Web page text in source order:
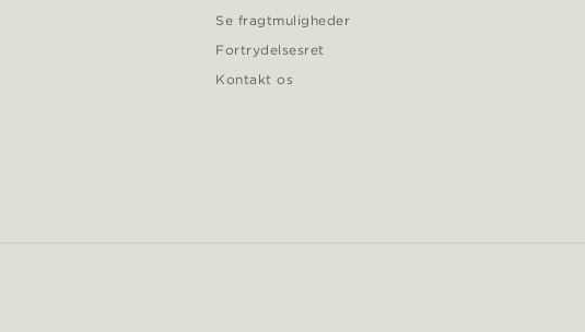
Se fragtmuligheder
Fortrydelsesret
Kontakt os